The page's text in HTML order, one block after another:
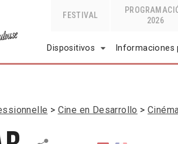
FESTIVAL
2026
Dispositivos Informaciones
Cine en Desarrollo